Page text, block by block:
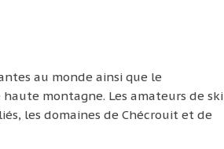
au monde ainsi que le
montagne. Les amateurs de ski
les domaines de Chécrouit et de